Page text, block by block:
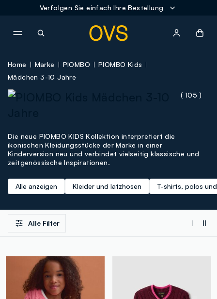
Verfolgen Sie einfach Ihre Bestellung
Home Marke PIOMBO
PIOMBO Kids
Mädchen 3-10 Jahre
( 105 )
Die neue PIOMBO KIDS Kollektion interpretiert die
ikonischen Kleidungsstücke der Marke in einer
Kinderversion neu und verbindet vielseitig klassische und
zeitgenössische Inspirationen.
Alle anzeigen Kleider und latzhosen T-shirts, polos
Alle Filter